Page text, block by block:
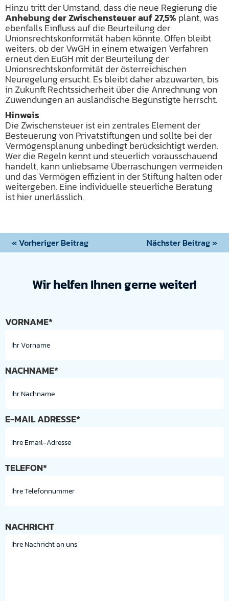
Hinzu tritt der Umstand, dass die neue Regierung die
Anhebung der Zwischensteuer auf 27,5% plant, was
ebenfalls Einfluss auf die Beurteilung der
Unionsrechtskonformität haben könnte. Offen bleibt
weiters, ob der VwGH in einem etwaigen Verfahren
erneut den EuGH mit der Beurteilung der
Unionsrechtskonformität der österreichischen
Neuregelung ersucht. Es bleibt daher abzuwarten, bis
in Zukunft Rechtssicherheit über die Anrechnung von
Zuwendungen an ausländische Begünstigte herrscht.
Hinweis
Die Zwischensteuer ist ein zentrales Element der
Besteuerung von Privatstiftungen und sollte bei der
Vermögensplanung unbedingt berücksichtigt werden.
Wer die Regeln kennt und steuerlich vorausschauend
handelt, kann unliebsame Überraschungen vermeiden
und das Vermögen effizient in der Stiftung halten oder
weitergeben. Eine individuelle steuerliche Beratung
ist hier unerlässlich.
« Vorheriger Beitrag Nächster Beitrag »
Wir helfen Ihnen gerne weiter!
VORNAME*
NACHNAME*
E-MAIL ADRESSE*
TELEFON*
NACHRICHT